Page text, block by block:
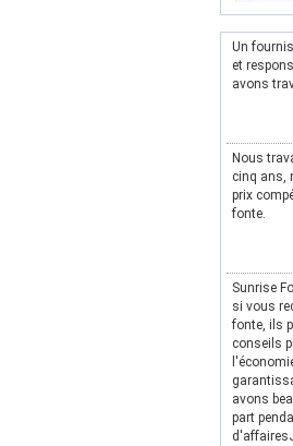
Un
et
avons
Nous
cinq ans,
prix
fonte.
Sunrise
si vous
fonte, ils
conseils
avons
part